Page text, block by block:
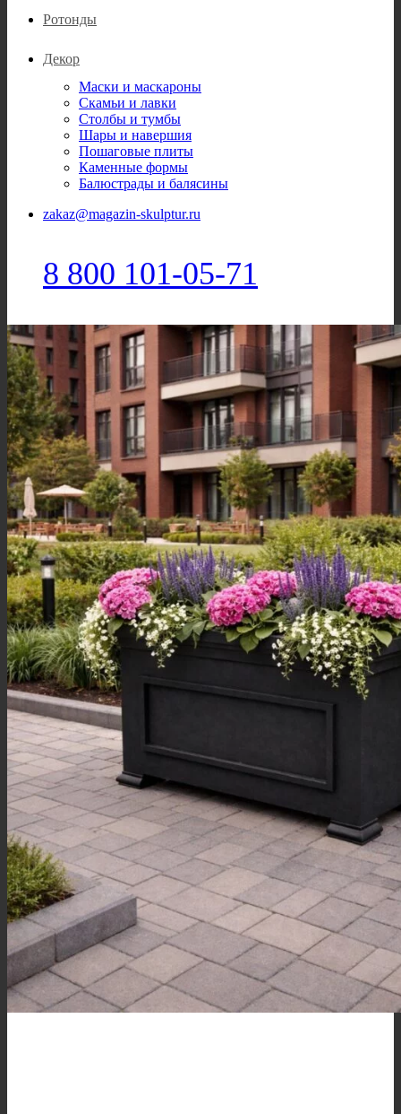
Ротонды
Декор
Маски и маскароны
Скамьи и лавки
Столбы и тумбы
Шары и навершия
Пошаговые плиты
Каменные формы
Балюстрады и балясины
zakaz@magazin-skulptur.ru
8 800 101-05-71